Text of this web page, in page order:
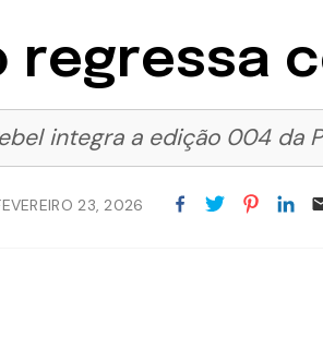
regressa
integra a edição 004 da
23, 2026